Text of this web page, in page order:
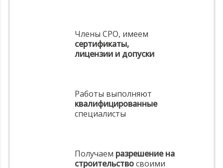
Члены СРО, имеем
сертификаты,
лицензии и допуски
Работы выполняют
квалифицированные
специалисты
Получаем разрешение на
строительствосвоими